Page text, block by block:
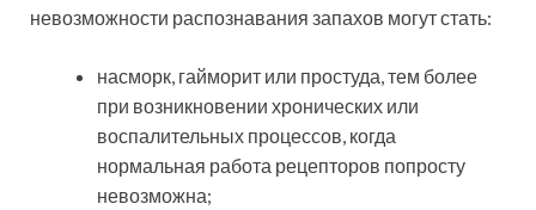
невозможности распознавания запахов могут стать:
насморк, гайморит или простуда, тем более
при возникновении хронических или
воспалительных процессов, когда
нормальная работа рецепторов попросту
невозможна;